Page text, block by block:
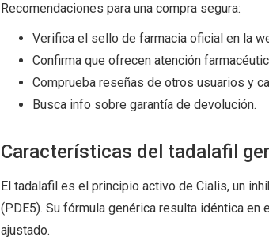
Recomendaciones para una compra segura:
Verifica el sello de farmacia oficial en la
Confirma que ofrecen atención
Comprueba reseñas de otros usuarios y
Busca info sobre garantía de devolución.
Características del tadalafil
El tadalafil es el principio activo de Cialis, un
(PDE5). Su fórmula genérica resulta idéntica
ajustado.